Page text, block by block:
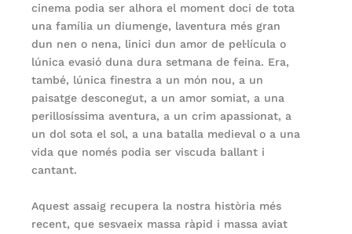
cinema podia ser alhora el moment doci de tota
una família un diumenge, laventura més gran
dun nen o nena, linici dun amor de pel·lícula o
lúnica evasió duna dura setmana de feina. Era,
també, lúnica finestra a un món nou, a un
paisatge desconegut, a un amor somiat, a una
perillosíssima aventura, a un crim apassionat, a
un dol sota el sol, a una batalla medieval o a una
vida que només podia ser viscuda ballant i
cantant.
Aquest assaig recupera la nostra història més
recent, que sesvaeix massa ràpid i massa aviat